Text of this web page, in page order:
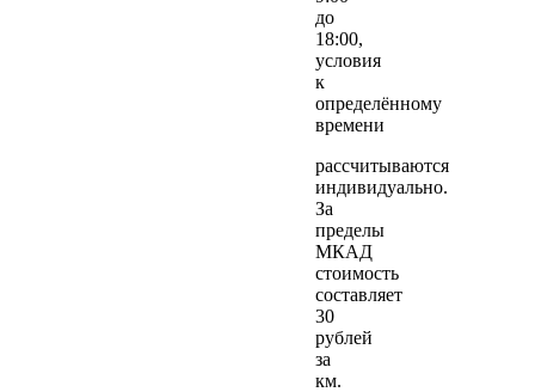
до
18:00,
условия
к
определённому
времени
рассчитываются
индивидуально.
За
пределы
МКАД
стоимость
составляет
30
рублей
за
км.